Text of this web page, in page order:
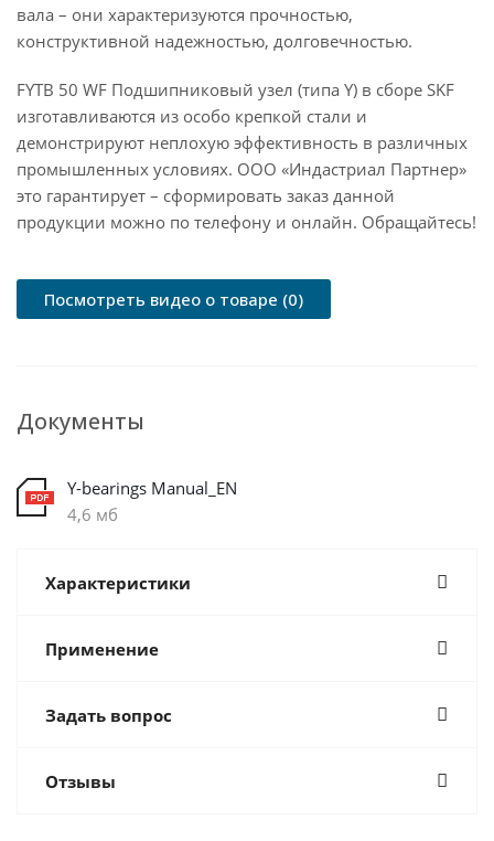
вала – они характеризуются прочностью,
конструктивной надежностью, долговечностью.
FYTB 50 WF Подшипниковый узел (типа Y) в сборе SKF
изготавливаются из особо крепкой стали и
демонстрируют неплохую эффективность в различных
промышленных условиях. ООО «Индастриал Партнер»
это гарантирует – сформировать заказ данной
продукции можно по телефону и онлайн. Обращайтесь!
Посмотреть видео о товаре (0)
Документы
Y-bearings Manual_EN
4,6 мб
Характеристики
Применение
Задать вопрос
Отзывы